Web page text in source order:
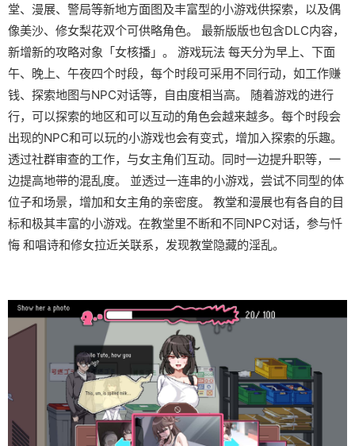
堂、漫展、警局等新地方面图及丰富型的小游戏供探索，以及偶
像美沙、修女梨花双个可供略角色。 最新版版也包含DLC内容，
新增新的攻略对象「女核播」。 游戏玩法 每天分为早上、下面
午、晚上、午夜四个时段，每个时段可采用不同行动，如工作赚
钱、探索地图与NPC对话等，自由度相当高。 随着游戏的进行
行，可以探索的地区和可以互动的角色会越来越多。每个时段会
出现的NPC和可以玩的小游戏也会有变式，增加入探索的乐趣。
透过社群审查的工作，与女主角们互动。同时一边提升职等，一
边提高地带的混乱度。 並透过一连串的小游戏，尝试不同型的体
位子和场景，增加和女主角的亲密度。 教堂和漫展也有各自的目
标和极其丰富的小游戏。在教堂里不断和不同NPC对话，参与忏
悔 和唱诗和修女拉近关联系，发现教堂隐藏的淫乱。